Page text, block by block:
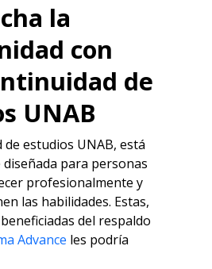
la
con
de
UNAB
de estudios UNAB, está
para personas
profesionalmente y
las habilidades. Estas,
del respaldo
Advance les podría